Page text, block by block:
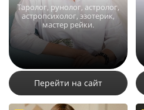
Таролог, рунолог, астролог,
астропсихолог, эзотерик,
мастер рейки.
22297 150 6
Перейти на сайт